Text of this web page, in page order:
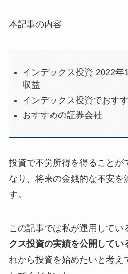
本記事の内容
インデックス投資 2022年
収益
インデックス投資でおす
おすすめの証券会社
投資で不労所得を得ることが
なり、将来の金銭的な不安を
す。
この記事では私が運用してい
クス投資の実績を公開してい
れから投資を始めたいと考え